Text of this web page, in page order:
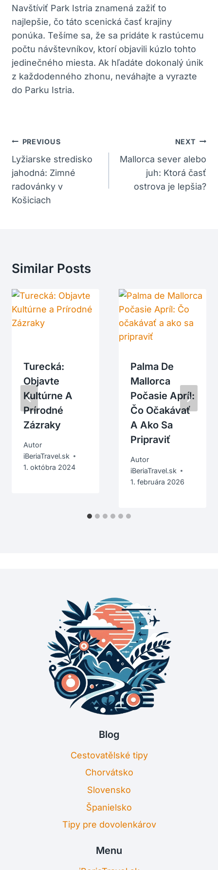
Navštíviť Park Istria znamená zažiť to
najlepšie, čo táto scenická časť krajiny
ponúka. Tešíme sa, že sa pridáte k rastúcemu
počtu návštevníkov, ktorí objavili kúzlo tohto
jedinečného miesta. Ak hľadáte dokonalý únik
z každodenného zhonu, neváhajte a vyrazte
do Parku Istria.
Navigácia
V
Článku
PREVIOUS
Lyžiarske stredisko
jahodná: Zimné
radovánky v
Košiciach
NEXT
Mallorca sever alebo
juh: Ktorá časť
ostrova je lepšia?
Similar Posts
Turecká:
Objavte
Kultúrne A
Prírodné
Zázraky
Autor
iBeriaTravel.sk
1. októbra 2024
Palma De
Mallorca
Počasie Apríl:
Čo Očakávať
A Ako Sa
Pripraviť
Autor
iBeriaTravel.sk
1. februára 2026
Blog
Cestovatělské tipy
Chorvátsko
Slovensko
Španielsko
Tipy pre dovolenkárov
Menu